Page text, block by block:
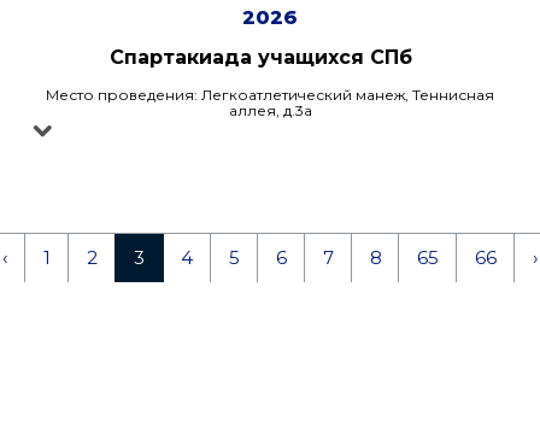
2026
Спартакиада учащихся СПб
Место проведения: Легкоатлетический манеж, Теннисная
аллея, д.3а
‹ 1 2 3 4 5 6 7 8 65 66 ›